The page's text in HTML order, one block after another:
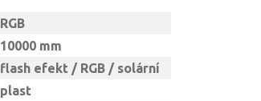
RGB
10000 mm
flash efekt / RGB / solární
plast